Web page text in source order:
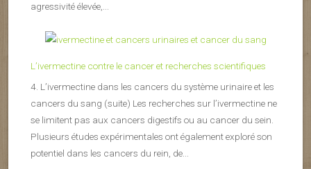
agressivité élevée,...
L’ivermectine contre le cancer et recherches scientifiques
4. L’ivermectine dans les cancers du système urinaire et les
cancers du sang (suite) Les recherches sur l’ivermectine ne
se limitent pas aux cancers digestifs ou au cancer du sein.
Plusieurs études expérimentales ont également exploré son
potentiel dans les cancers du rein, de...